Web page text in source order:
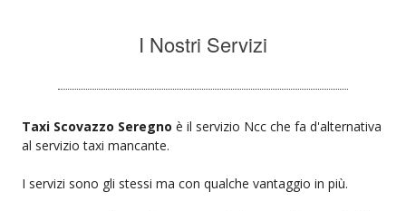
I Nostri Servizi
Taxi Scovazzo Seregno è il servizio Ncc che fa d'alternativa
al servizio taxi mancante.
I servizi sono gli stessi ma con qualche vantaggio in più.